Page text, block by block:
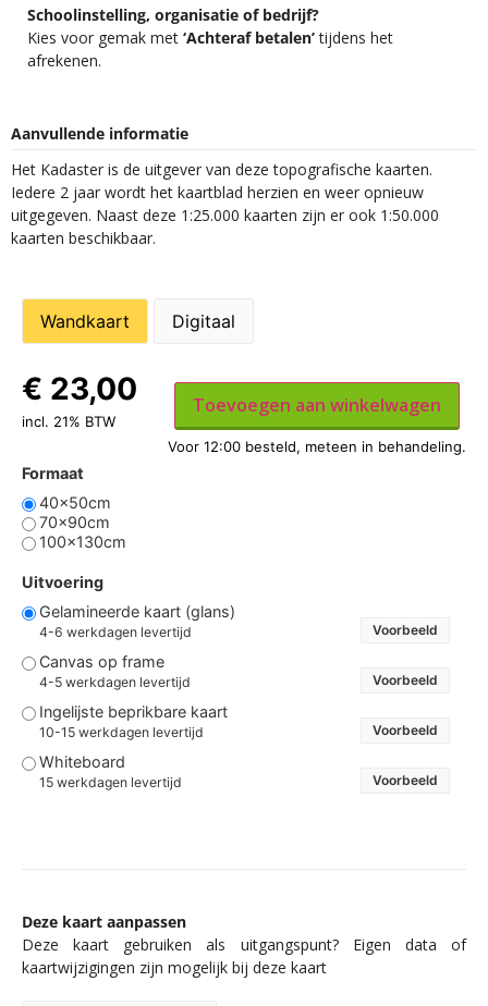
Schoolinstelling, organisatie of bedrijf?
Kies voor gemak met ‘Achteraf betalen’tijdens het
afrekenen.
Aanvullende informatie
Het Kadaster is de uitgever van deze topografische kaarten.
Iedere 2 jaar wordt het kaartblad herzien en weer opnieuw
uitgegeven. Naast deze 1:25.000 kaarten zijn er ook 1:50.000
kaarten beschikbaar.
Wandkaart Digitaal
Formaat
40x50cm
70x90cm
100x130cm
Uitvoering
Gelamineerde kaart (glans)
4-6 werkdagen levertijd Voorbeeld
Canvas op frame
4-5 werkdagen levertijd Voorbeeld
Ingelijste beprikbare kaart
10-15 werkdagen levertijd Voorbeeld
Whiteboard
15 werkdagen levertijd Voorbeeld
€ 23,00
incl. 21% BTW
Toevoegen aan winkelwagen
Deze kaart aanpassen
Deze kaart gebruiken als uitgangspunt? Eigen data of
kaartwijzigingen zijn mogelijk bij deze kaart